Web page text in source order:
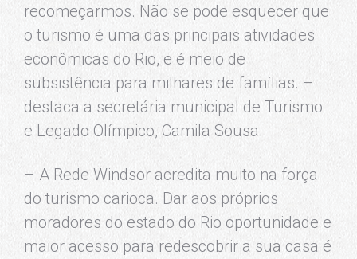
recomeçarmos. Não se pode esquecer que
o turismo é uma das principais atividades
econômicas do Rio, e é meio de
subsistência para milhares de famílias. –
destaca a secretária municipal de Turismo
e Legado Olímpico, Camila Sousa.
– A Rede Windsor acredita muito na força
do turismo carioca. Dar aos próprios
moradores do estado do Rio oportunidade e
maior acesso para redescobrir a sua casa é